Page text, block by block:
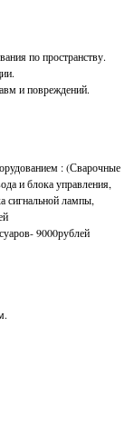
по пространству.
и повреждений.
: (Сварочные
и блока управления,
сигнальной лампы,
9000рублей